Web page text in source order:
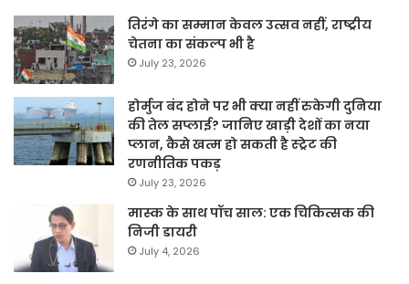
तिरंगे का सम्मान केवल उत्सव नहीं, राष्ट्रीय
चेतना का संकल्प भी है
July 23, 2026
होर्मुज बंद होने पर भी क्या नहीं रुकेगी दुनिया
की तेल सप्लाई? जानिए खाड़ी देशों का नया
प्लान, कैसे खत्म हो सकती है स्ट्रेट की
रणनीतिक पकड़
July 23, 2026
मास्क के साथ पॉच साल: एक चिकित्सक की
निजी डायरी
July 4, 2026